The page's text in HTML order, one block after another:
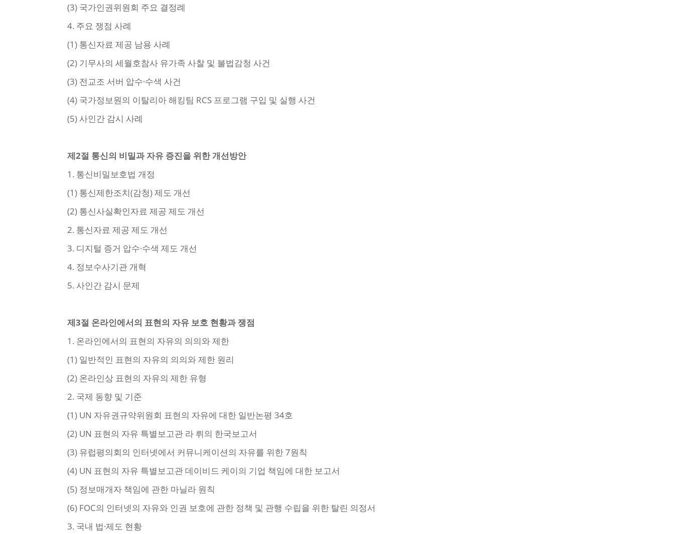
(3) 국가인권위원회 주요 결정례
4. 주요 쟁점 사례
(1) 통신자료 제공 남용 사례
(2) 기무사의 세월호참사 유가족 사찰 및 불법감청 사건
(3) 전교조 서버 압수·수색 사건
(4) 국가정보원의 이탈리아 해킹팀 RCS 프로그램 구입 및 실행 사건
(5) 사인간 감시 사례
제2절 통신의 비밀과 자유 증진을 위한 개선방안
1. 통신비밀보호법 개정
(1) 통신제한조치(감청) 제도 개선
(2) 통신사실확인자료 제공 제도 개선
2. 통신자료 제공 제도 개선
3. 디지털 증거 압수·수색 제도 개선
4. 정보수사기관 개혁
5. 사인간 감시 문제
제3절 온라인에서의 표현의 자유 보호 현황과 쟁점
1. 온라인에서의 표현의 자유의 의의와 제한
(1) 일반적인 표현의 자유의 의의와 제한 원리
(2) 온라인상 표현의 자유의 제한 유형
2. 국제 동향 및 기준
(1) UN 자유권규약위원회 표현의 자유에 대한 일반논평 34호
(2) UN 표현의 자유 특별보고관 라 뤼의 한국보고서
(3) 유럽평의회의 인터넷에서 커뮤니케이션의 자유를 위한 7원칙
(4) UN 표현의 자유 특별보고관 데이비드 케이의 기업 책임에 대한 보고서
(5) 정보매개자 책임에 관한 마닐라 원칙
(6) FOC의 인터넷의 자유와 인권 보호에 관한 정책 및 관행 수립을 위한 탈린 의정서
3. 국내 법·제도 현황